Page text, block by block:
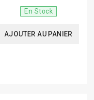
En Stock
AJOUTER AU PANIER